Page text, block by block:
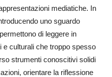
mediatiche. In
uno sguardo
di leggere in
e culturali che troppo spesso
strumenti conoscitivi solidi
orientare la riflessione